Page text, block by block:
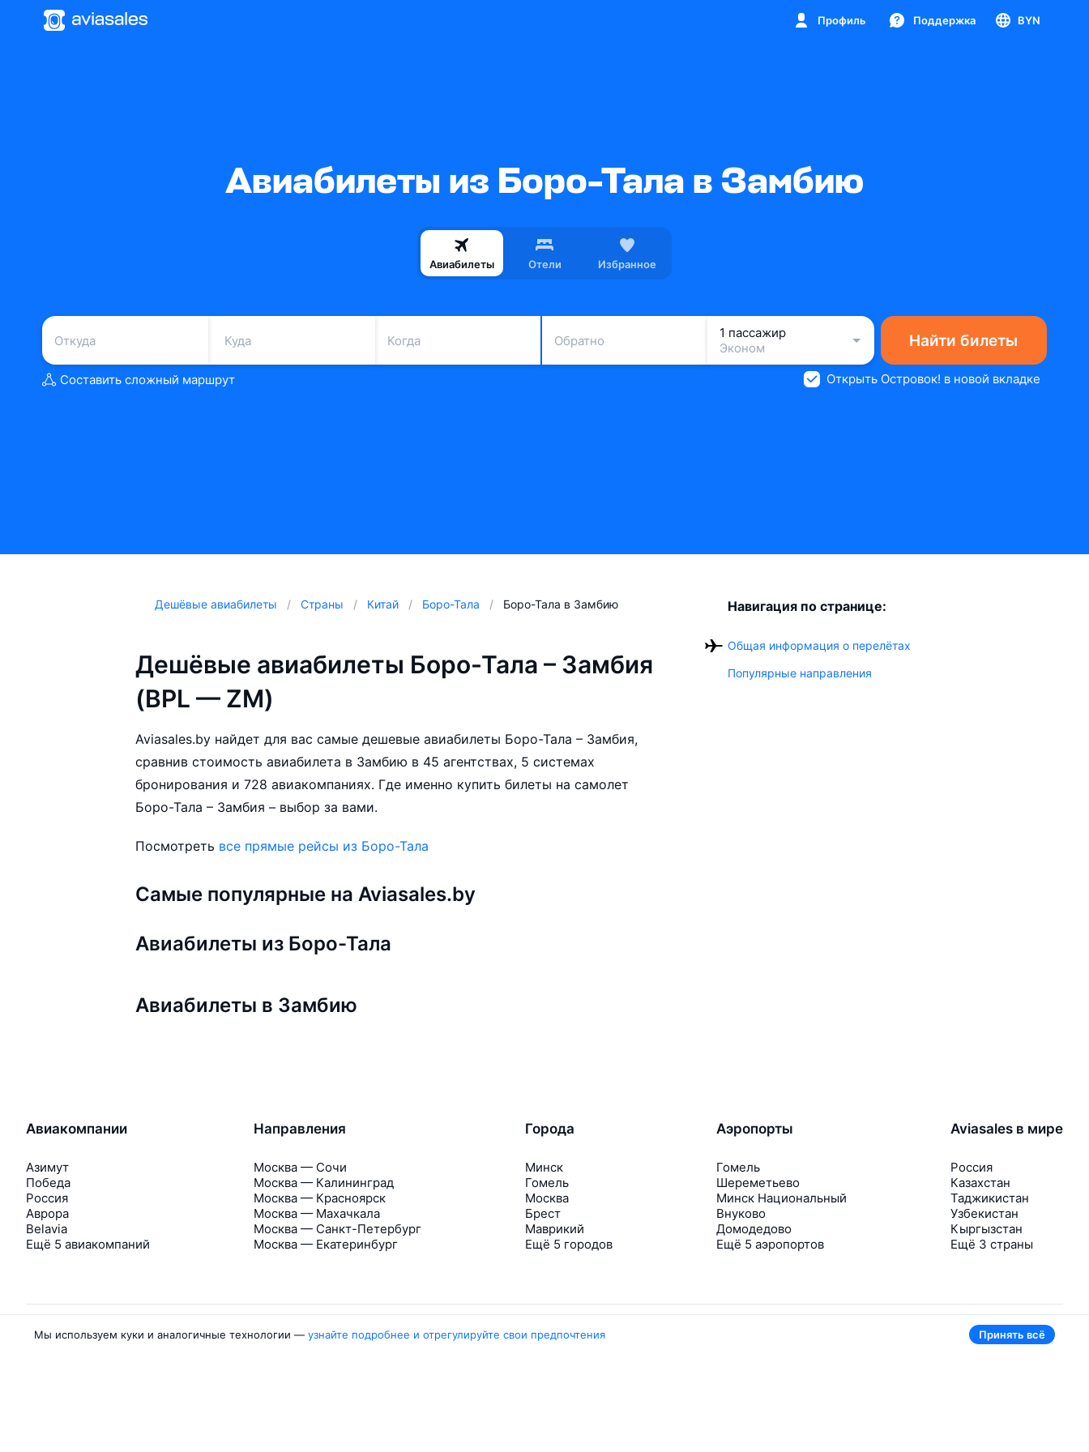
Профиль Поддержка BYN
Авиабилеты из Боро-Тала в Замбию
Авиабилеты Отели Избранное
Когда Обратно
1 пассажир
Эконом
Найти билеты
Составить сложный маршрут Открыть Островок! в новой вкладке
Дешёвые авиабилеты Страны Китай Боро-Тала Боро-Тала в Замбию
Дешёвые авиабилеты Боро-Тала – Замбия
(BPL — ZM)
Aviasales.by найдет для вас самые дешевые авиабилеты Боро-Тала – Замбия,
сравнив стоимость авиабилета в Замбию в 45 агентствах, 5 системах
бронирования и 728 авиакомпаниях. Где именно купить билеты на самолет
Боро-Тала – Замбия – выбор за вами.
Посмотреть все прямые рейсы из Боро-Тала
Самые популярные на Aviasales.by
Авиабилеты из Боро-Тала
Авиабилеты в Замбию
Навигация по странице:
Общая информация о перелётах
Популярные направления
Авиакомпании
Азимут
Победа
Россия
Аврора
Belavia
Ещё 5 авиакомпаний
Направления
Москва — Сочи
Москва — Калининград
Москва — Красноярск
Москва — Махачкала
Москва — Санкт-Петербург
Москва — Екатеринбург
Города
Минск
Гомель
Москва
Брест
Маврикий
Ещё 5 городов
Аэропорты
Гомель
Шереметьево
Минск Национальный
Внуково
Домодедово
Ещё 5 аэропортов
Aviasales в мире
Россия
Казахстан
Таджикистан
Узбекистан
Кыргызстан
Ещё 3 страны
Мы используем куки и аналогичные технологии — узнайте подробнее и отрегулируйте свои предпочтения Принять всё